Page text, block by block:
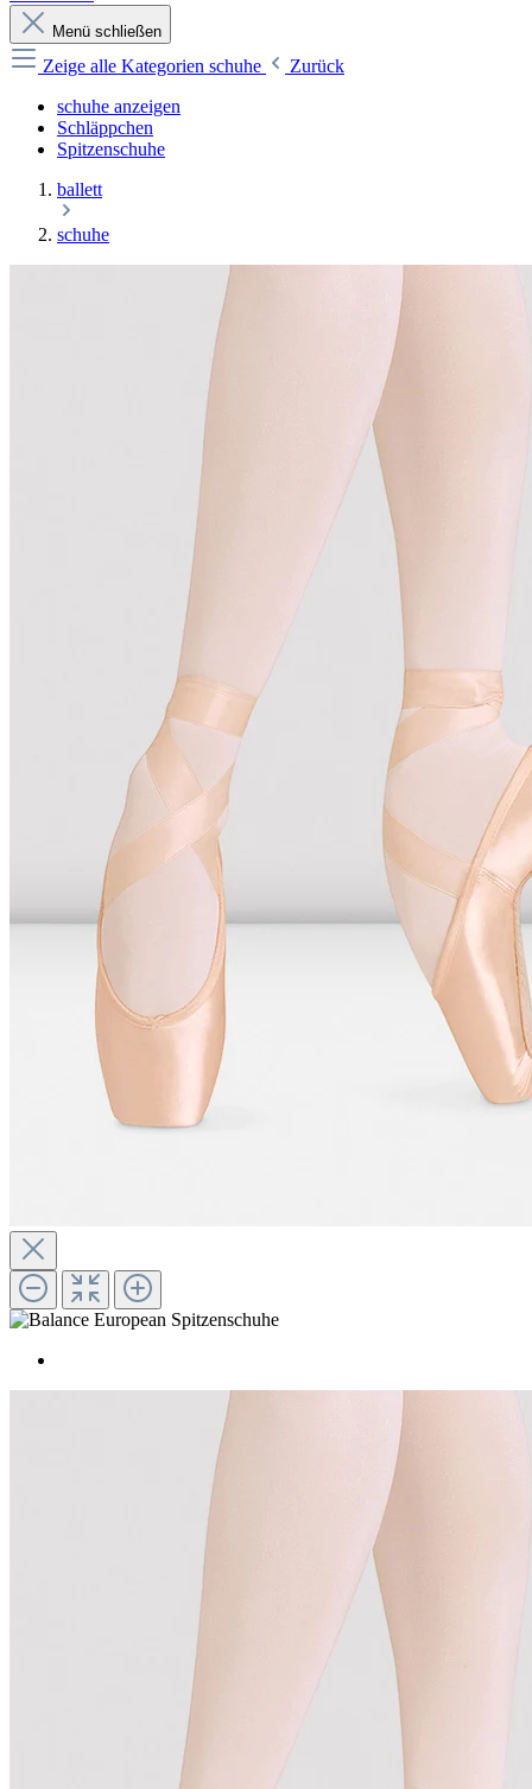
Menü schließen
Zeige alle Kategorien schuhe
Zurück
schuhe anzeigen
Schläppchen
Spitzenschuhe
ballett
schuhe